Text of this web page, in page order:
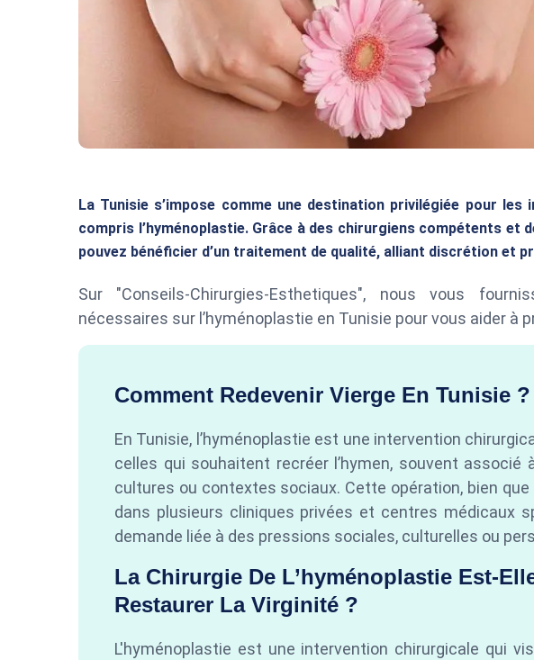
La Tunisie s’impose comme une destination privilégiée pour
compris l’hyménoplastie. Grâce à des chirurgiens compétents et
pouvez bénéficier d’un traitement de qualité, alliant discrétion et
Sur "Conseils-Chirurgies-Esthetiques", nous vous
nécessaires sur l’hyménoplastie en Tunisie pour vous aider à
Comment Redevenir Vierge En Tunisie ?
En Tunisie, l’hyménoplastie est une intervention
celles qui souhaitent recréer l’hymen, souvent associé
cultures ou contextes sociaux. Cette opération, bien
dans plusieurs cliniques privées et centres médicaux
demande liée à des pressions sociales, culturelles ou
La Chirurgie De L’hyménoplastie Est-
Restaurer La Virginité ?
L'hyménoplastie est une intervention chirurgicale qui